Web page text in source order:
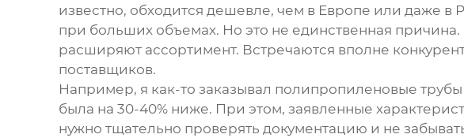
известно, обходится дешевле, чем в Европе или даже в
при больших объемах. Но это не единственная
расширяют ассортимент. Встречаются вполне
поставщиков.
Например, я как-то заказывал полипропиленовые трубы
была на 30-40% ниже. При этом, заявленные
нужно тщательно проверять документацию и не